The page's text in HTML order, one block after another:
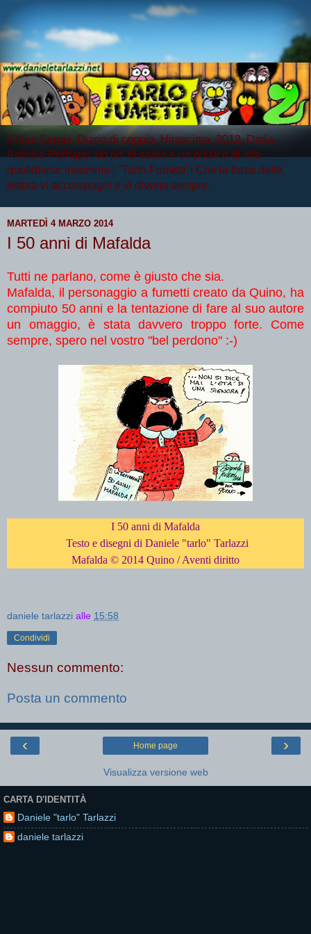
Arthur Serpis, Diario di coppia, Hiroscima, 2012, Darla
Artrosia Perhaps, un po' di satira e un pizzico di vita
quotidiana: insomma i "Tarlo Fumetti"! Che la forza della
lettura vi accompagni e vi diverta sempre.
MARTEDÌ 4 MARZO 2014
I 50 anni di Mafalda
Tutti ne parlano, come è giusto che sia.
Mafalda, il personaggio a fumetti creato da Quino, ha
compiuto 50 anni e la tentazione di fare al suo autore
un omaggio, è stata davvero troppo forte. Come
sempre, spero nel vostro "bel perdono" :-)
I 50 anni di Mafalda
Testo e disegni di Daniele "tarlo" Tarlazzi
Mafalda © 2014 Quino / Aventi diritto
daniele tarlazzi alle 15:58
Condividi
Nessun commento:
Posta un commento
‹ ›
Home page
Visualizza versione web
CARTA D'IDENTITÀ
Daniele "tarlo" Tarlazzi
daniele tarlazzi